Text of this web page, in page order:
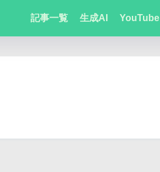
記事一覧 生成AI YouTube